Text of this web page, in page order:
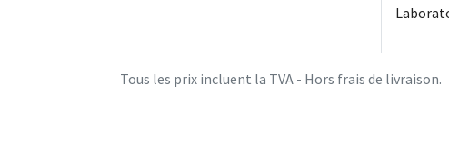
Tous les prix incluent la TVA - Hors frais de livraison.